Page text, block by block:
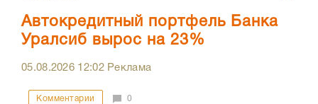
Автокредитный портфель Банка
Уралсиб вырос на 23%
05.08.2026 12:02Реклама
Комментарии 0